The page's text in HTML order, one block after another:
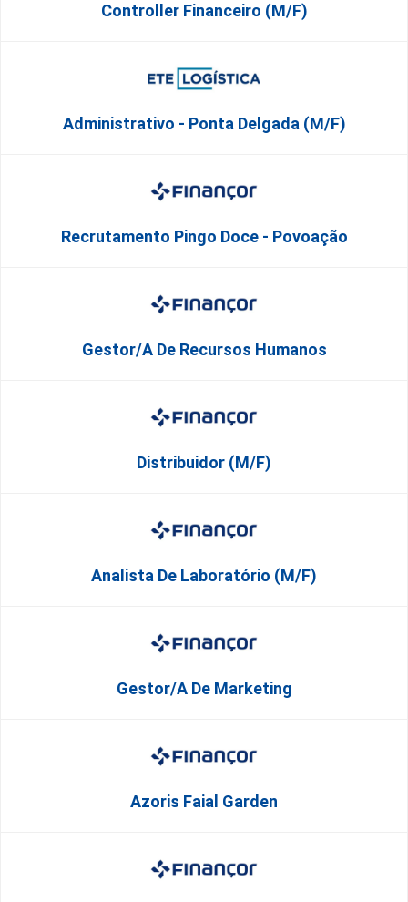
Controller Financeiro (M/F)
Administrativo - Ponta Delgada (m/f)
Recrutamento Pingo Doce - Povoação
Gestor/a De Recursos Humanos
Distribuidor (M/F)
Analista De Laboratório (M/F)
Gestor/a De Marketing
Azoris Faial Garden